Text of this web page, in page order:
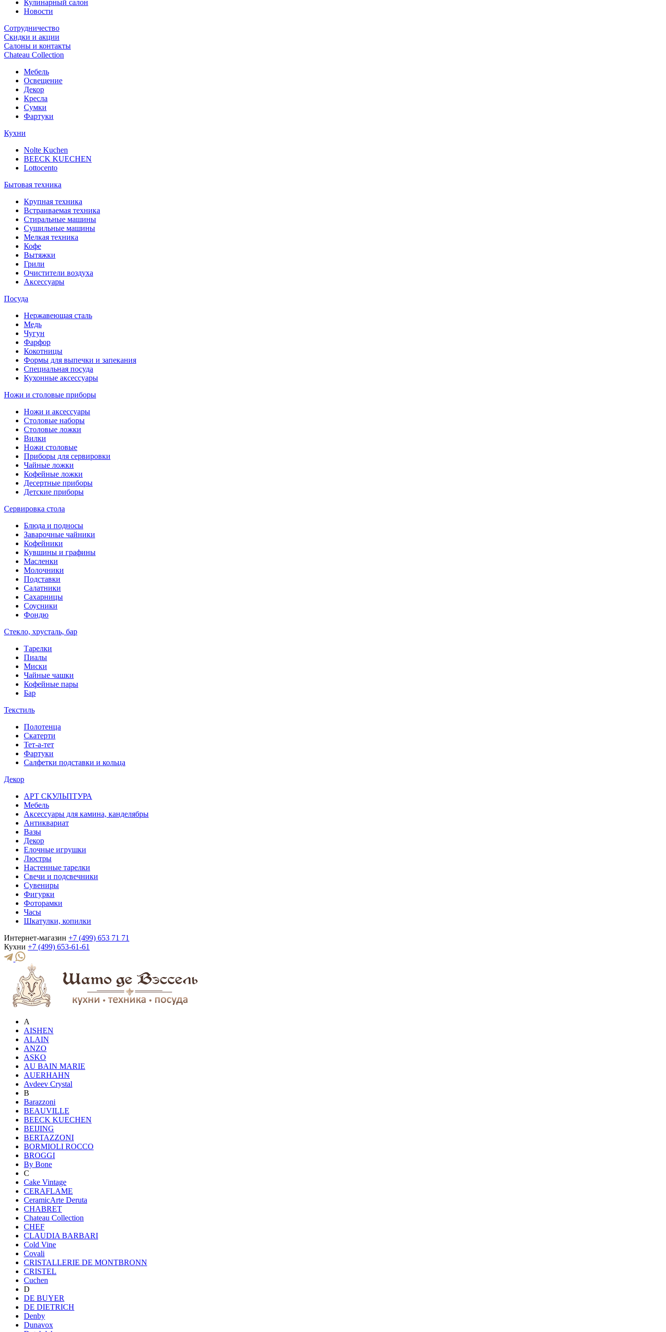
Кулинарный салон
Новости
Сотрудничество
Скидки и акции
Салоны и контакты
Chateau Collection
Мебель
Освещение
Декор
Кресла
Сумки
Фартуки
Кухни
Nolte Kuchen
BEECK KUECHEN
Lottocento
Бытовая техника
Крупная техника
Встраиваемая техника
Стиральные машины
Сушильные машины
Мелкая техника
Кофе
Вытяжки
Грили
Очистители воздуха
Аксессуары
Посуда
Нержавеющая сталь
Медь
Чугун
Фарфор
Кокотницы
Формы для выпечки и запекания
Специальная посуда
Кухонные аксессуары
Ножи и столовые приборы
Ножи и аксессуары
Столовые наборы
Столовые ложки
Вилки
Ножи столовые
Приборы для сервировки
Чайные ложки
Кофейные ложки
Десертные приборы
Детские приборы
Сервировка стола
Блюда и подносы
Заварочные чайники
Кофейники
Кувшины и графины
Масленки
Молочники
Подставки
Салатники
Сахарницы
Соусники
Фондю
Стекло, хрусталь, бар
Тарелки
Пиалы
Миски
Чайные чашки
Кофейные пары
Бар
Текстиль
Полотенца
Скатерти
Тет-а-тет
Фартуки
Салфетки подставки и кольца
Декор
АРТ СКУЛЬПТУРА
Мебель
Аксессуары для камина, канделябры
Антиквариат
Вазы
Декор
Елочные игрушки
Люстры
Настенные тарелки
Свечи и подсвечники
Сувениры
Фигурки
Фоторамки
Часы
Шкатулки, копилки
Интернет-магазин +7 (499) 653 71 71
Кухни +7 (499) 653-61-61
A
AISHEN
ALAIN
ANZO
ASKO
AU BAIN MARIE
AUERHAHN
Avdeev Crystal
B
Barazzoni
BEAUVILLE
BEECK KUECHEN
BEIJING
BERTAZZONI
BORMIOLI ROCCO
BROGGI
By Bone
C
Cake Vintage
CERAFLAME
CeramicArte Deruta
CHABRET
Chateau Collection
CHEF
CLAUDIA BARBARI
Cold Vine
Covali
CRISTALLERIE DE MONTBRONN
CRISTEL
Cuchen
D
DE BUYER
DE DIETRICH
Denby
Dunavox